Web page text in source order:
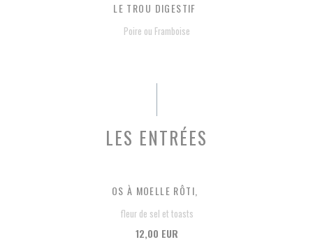
LE TROU DIGESTIF
Poire ou Framboise
LES ENTRÉES
OS À MOELLE RÔTI,
fleur de sel et toasts
12,00 EUR